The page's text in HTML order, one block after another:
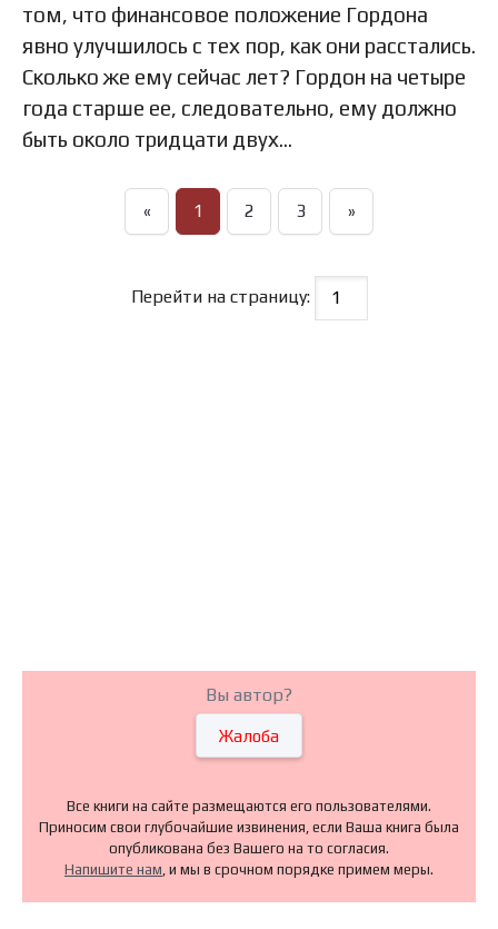
том, что финансовое положение Гордона
явно улучшилось с тех пор, как они расстались.
Сколько же ему сейчас лет? Гордон на четыре
года старше ее, следовательно, ему должно
быть около тридцати двух…
« 1 2 3 »
Перейти на страницу:
Вы автор?
Жалоба
Все книги на сайте размещаются его пользователями.
Приносим свои глубочайшие извинения, если Ваша книга была
опубликована без Вашего на то согласия.
Напишите нам , и мы в срочном порядке примем меры.